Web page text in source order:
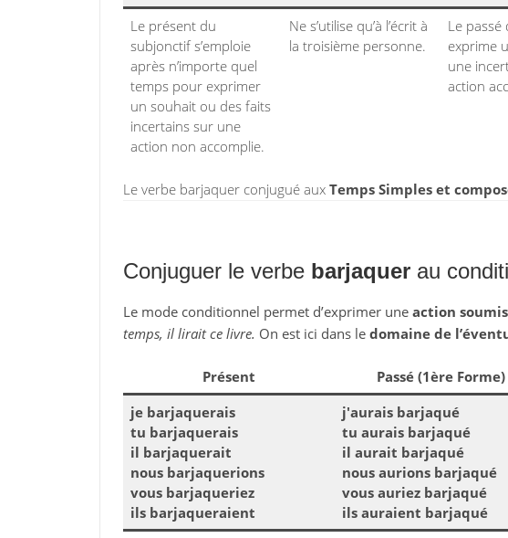
Le présent du
subjonctif s’emploie
après n’importe quel
temps pour exprimer
un souhait ou des faits
incertains sur une
action non accomplie.
Ne s’utilise qu’à l’écrit à
la troisième personne.
Le
exprime
une
action
Le verbe barjaquer conjugué aux Temps Simples et
Conjuguer le verbe barjaquerau
Le mode conditionnel permet d’exprimer une action
temps, il lirait ce livre. On est ici dans le domaine de
Présent Passé (1ère Forme)
je barjaquerais
tu barjaquerais
il barjaquerait
nous barjaquerions
vous barjaqueriez
ils barjaqueraient
j'aurais barjaqué
tu aurais barjaqué
il aurait barjaqué
nous aurions barjaqué
vous auriez barjaqué
ils auraient barjaqué